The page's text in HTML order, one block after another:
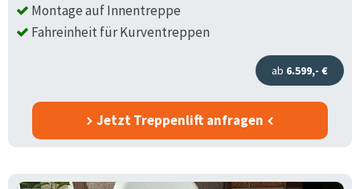
Montage auf Innentreppe
Fahreinheit für Kurventreppen
ab 6.599,- €
Jetzt Treppenlift anfragen